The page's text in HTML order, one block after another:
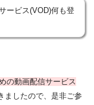
ービス(VOD)何も登
の動画配信サービス
ましたので、是非ご参